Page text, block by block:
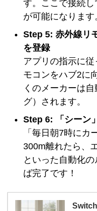
す。ここで接続
が可能になります
Step 5: 赤外線リ
を登録
アプリの指示に
モコンをハブ2に
くのメーカーは
グ）されます。
Step 6: 「シーン
「毎日朝7時にカ
300m離れたら、
といった自動化
ば完了です！